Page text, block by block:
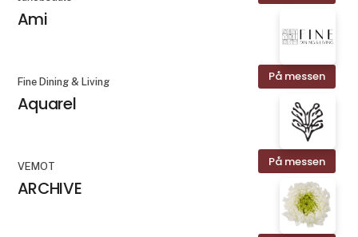
Ami
På messen
Fine Dining & Living
Aquarel
På messen
VEMOT
ARCHIVE